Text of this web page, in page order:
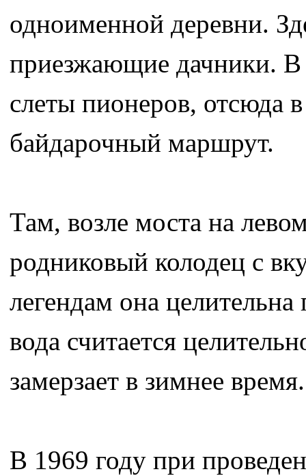
одноименной деревни.
приезжающие дачники. В
слеты пионеров, отсюда
байдарочный маршрут.
Там, возле моста на
родниковый колодец с
легендам она
вода считается
замерзает в зимнее время.
В 1969 году при